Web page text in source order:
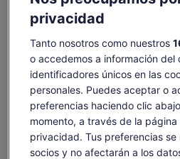
De RealNZ
Características
Vale móvil
Confirmación instantánea
Resumen
Crucero marítimo de ida y
catamarán
privacidad
Tanto nosotros como nuestros
o accedemos a información del
identificadores únicos en las
personales. Puedes aceptar o
preferencias haciendo clic
momento, a través de la
privacidad. Tus preferencias
socios y no afectarán a los